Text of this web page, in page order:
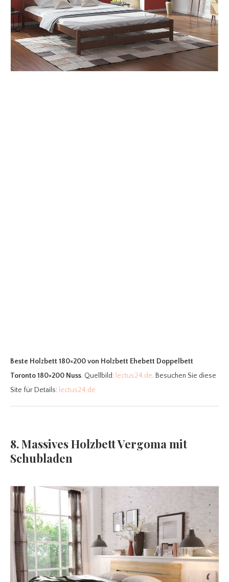
Beste Holzbett 180×200von Holzbett Ehebett Doppelbett
Toronto 180×200 Nuss. Quellbild: lectus24.de. Besuchen Sie diese
Site für Details: lectus24.de
8. Massives Holzbett Vergoma mit
Schubladen